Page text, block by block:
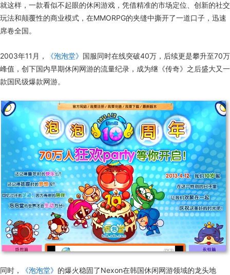
就这样，一款看似不起眼的休闲游戏，凭借精准的市场定位、创新的社交
玩法和颠覆性的商业模式，在MMORPG的夹缝中撕开了一道口子，迅速
席卷全国。
2003年11月， 《泡泡堂》 国服同时在线突破40万，后续更是攀升至70万
峰值，创下国内早期休闲网游的流量纪录，成为继《传奇》之后盛大又一
款国民级爆款网游。
同时， 《泡泡堂》 的爆火稳固了Nexon在韩国休闲网游领域的龙头地